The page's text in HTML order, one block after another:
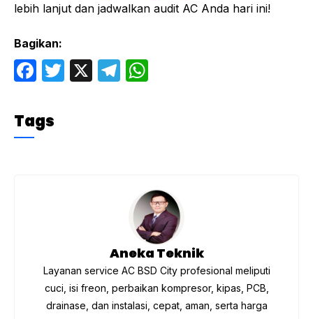
lebih lanjut dan jadwalkan audit AC Anda hari ini!
Bagikan:
F
c
e
T
X
T
p
Tags
Aneka Teknik
Layanan service AC BSD City profesional meliputi
cuci, isi freon, perbaikan kompresor, kipas, PCB,
drainase, dan instalasi, cepat, aman, serta harga